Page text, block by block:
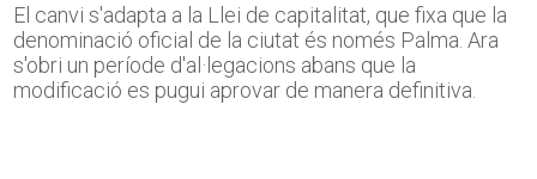
El canvi s'adapta a la Llei de capitalitat, que fixa que la
denominació oficial de la ciutat és només Palma. Ara
s'obri un període d'al·legacions abans que la
modificació es pugui aprovar de manera definitiva.